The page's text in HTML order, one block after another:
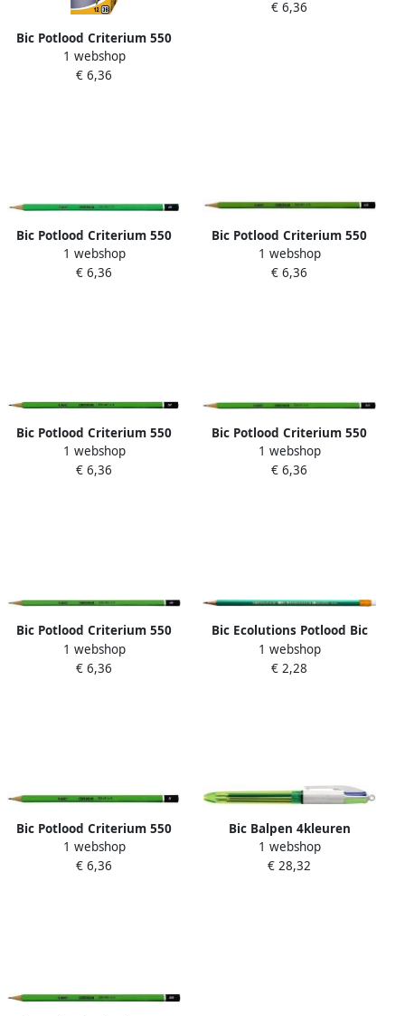
Bic Potlood Criterium 550
zeshoekig 3B
1 webshop
€ 6,36
€ 6,36
Bic Potlood Criterium 550
zeshoekig 2B
1 webshop
€ 6,36
Bic Potlood Criterium 550
zeshoekig 6B
1 webshop
€ 6,36
Bic Potlood Criterium 550
zeshoekig 2H
1 webshop
€ 6,36
Bic Potlood Criterium 550
zeshoekig B
1 webshop
€ 6,36
Bic Potlood Criterium 550
zeshoekig 4H
1 webshop
€ 6,36
Bic Ecolutions Potlood Bic
Evolution ecolutions 655
zeshoekig HB met gumtop
1 webshop
€ 2,28
Bic Potlood Criterium 550
zeshoekig H
1 webshop
€ 6,36
Bic Balpen 4kleuren
medium fluor geel
1 webshop
€ 28,32